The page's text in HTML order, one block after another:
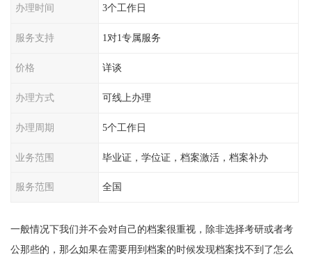
办理时间 3个工作日
服务支持 1对1专属服务
价格 详谈
办理方式 可线上办理
办理周期 5个工作日
业务范围 毕业证，学位证，档案激活，档案补办
服务范围 全国
一般情况下我们并不会对自己的档案很重视，除非选择考研或者考
公那些的，那么如果在需要用到档案的时候发现档案找不到了怎么